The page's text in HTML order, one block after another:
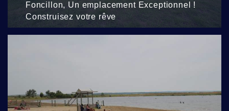
Foncillon, Un emplacement Exceptionnel !
Construisez votre rêve